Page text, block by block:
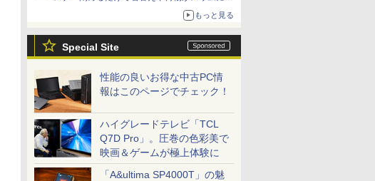
もっと見る
Special Site
性能の良いお得な中古PC情
報はこのページでチェック！
ハイグレードテレビ「TCL
Q7D Pro」。圧巻の色彩美で
映画＆ゲームが極上体験に
「A&ultima SP4000T」の魅